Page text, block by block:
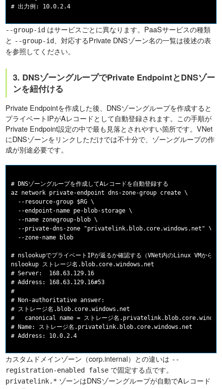
--group-id はサービスごとに異なります。PaaSサービスの種類
と --group-id
、対応するPrivate DNSゾーン名の一覧は後述の表
を参照してください。
3. DNSゾーングループでPrivate EndpointとDNSゾー
ンを紐付ける
Private Endpointを作成した後、DNSゾーングループを作成すると
プライベートIPがAレコードとして自動登録されます。この手順が
Private Endpoint設定の中で最も見落とされやすい箇所です。VNet
にDNSゾーンをリンクしただけでは不十分で、ゾーングループの作
成が別途必要です。
# DNSゾーングループを作成してAレコードを自動登録する
az network private-endpoint dns-zone-group create \
  --resource-group $RG \
  --endpoint-name pe-blob-storage \
  --name zonegroup-blob \
  --private-dns-zone "privatelink.blob.core.windows.net" \
  --zone-name blob
# nslookupでプライベートIPが返るか確認する（VNet内のLinux VMから実
nslookup ストレージ名.blob.core.windows.net
# Server:  168.63.129.16
# Address: 168.63.129.16#53
#
# Non-authoritative answer:
# ストレージ名.blob.core.windows.net
#   canonical name = ストレージ名
# Name: ストレージ名.privatelink.blob.core.windows.net
カスタムドメインゾーン（corp.internal）との違いは --
registration-enabled false で固定する点です。
privatelink.* ゾーンはDNSゾーングループが自動でAレコード